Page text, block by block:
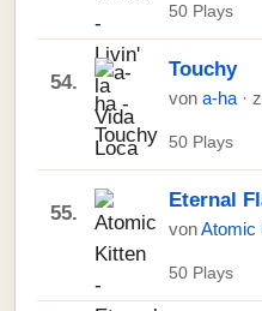
50 Plays
54.
Touchy
von a-ha ·
50 Plays
55.
Eternal
vonAtomic
50 Plays